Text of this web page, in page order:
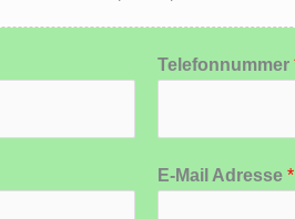
Telefonnummer
E-Mail Adresse *